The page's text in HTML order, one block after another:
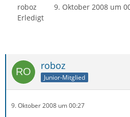
roboz 9. Oktober 2008 um
Erledigt
roboz
Junior-Mitglied
9. Oktober 2008 um 00:27